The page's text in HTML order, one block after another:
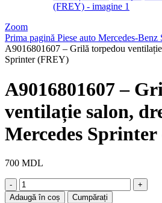
Zoom
Prima pagină Piese auto Mercedes-Benz
A9016801607 – Grilă torpedou
Sprinter (FREY)
A9016801607 –
ventilație salon,
Mercedes
700 MDL
Adaugă în coș Cumpărați